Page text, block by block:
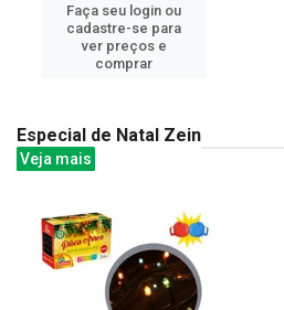
Faça seu login ou
cadastre-se para
ver preços e
comprar
Especial de Natal Zein
Veja mais